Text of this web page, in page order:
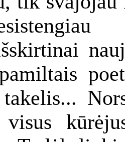
visus